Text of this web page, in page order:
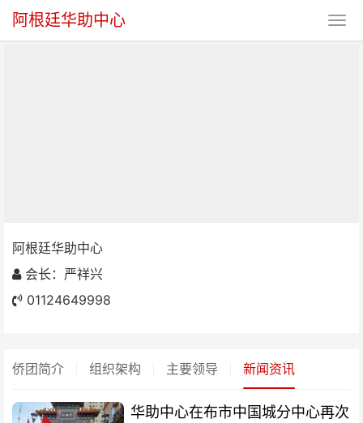
阿根廷华助中心
阿根廷华助中心
会长：严祥兴
01124649998
侨团简介 组织架构 主要领导 新闻资讯
华助中心在布市中国城分中心再次